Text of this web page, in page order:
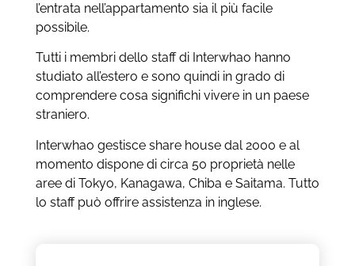
l’entrata nell’appartamento sia il più facile
possibile.
Tutti i membri dello staff di Interwhao hanno
studiato all’estero e sono quindi in grado di
comprendere cosa significhi vivere in un paese
straniero.
Interwhao gestisce share house dal 2000 e al
momento dispone di circa 50 proprietà nelle
aree di Tokyo, Kanagawa, Chiba e Saitama. Tutto
lo staff può offrire assistenza in inglese.